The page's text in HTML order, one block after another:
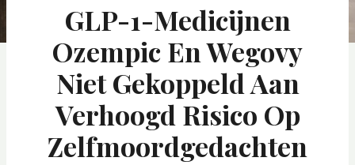
GLP-1-Medicijnen
Ozempic En Wegovy
Niet Gekoppeld Aan
Verhoogd Risico Op
Zelfmoordgedachten